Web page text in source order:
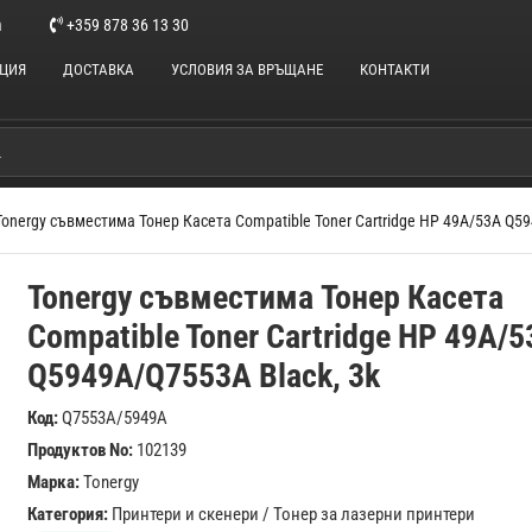
+359 878 36 13 30
ДОСТАВКА УСЛОВИЯ ЗА ВРЪЩАНЕ КОНТАКТИ
съвместима Тонер Касета Compatible Toner Cartridge HP 49A/53A
Tonergy съвместима Тонер Касета
Compatible Toner Cartridge HP 49A/
Q5949A/Q7553A Black, 3k
Код:Q7553A/5949A
Продуктов No: 102139
Марка:Tonergy
Категория: Принтери и скенери /Тонер за лазерни принтери